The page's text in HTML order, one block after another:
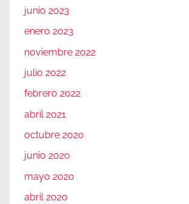
junio 2023
enero 2023
noviembre 2022
julio 2022
febrero 2022
abril 2021
octubre 2020
junio 2020
mayo 2020
abril 2020